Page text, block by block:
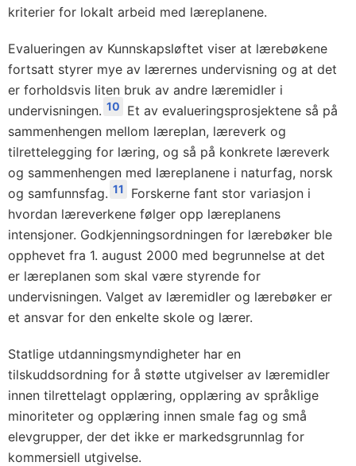
kriterier for lokalt arbeid med læreplanene.
Evalueringen av Kunnskapsløftet viser at lærebøkene
fortsatt styrer mye av lærernes undervisning og at det
er forholdsvis liten bruk av andre læremidler i
undervisningen. 10
Et av evalueringsprosjektene så på
sammenhengen mellom læreplan, læreverk og
tilrettelegging for læring, og så på konkrete læreverk
og sammenhengen med læreplanene i naturfag, norsk
og samfunnsfag. 11
Forskerne fant stor variasjon i
hvordan læreverkene følger opp læreplanens
intensjoner. Godkjenningsordningen for lærebøker ble
opphevet fra 1. august 2000 med begrunnelse at det
er læreplanen som skal være styrende for
undervisningen. Valget av læremidler og lærebøker er
et ansvar for den enkelte skole og lærer.
Statlige utdanningsmyndigheter har en
tilskuddsordning for å støtte utgivelser av læremidler
innen tilrettelagt opplæring, opplæring av språklige
minoriteter og opplæring innen smale fag og små
elevgrupper, der det ikke er markedsgrunnlag for
kommersiell utgivelse.